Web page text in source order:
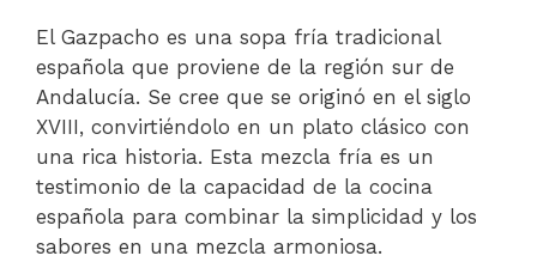
El Gazpacho es una sopa fría tradicional
española que proviene de la región sur de
Andalucía. Se cree que se originó en el siglo
XVIII, convirtiéndolo en un plato clásico con
una rica historia. Esta mezcla fría es un
testimonio de la capacidad de la cocina
española para combinar la simplicidad y los
sabores en una mezcla armoniosa.